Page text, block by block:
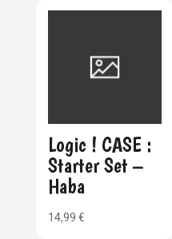
Logic ! CASE :
Starter Set –
Haba
14,99 €